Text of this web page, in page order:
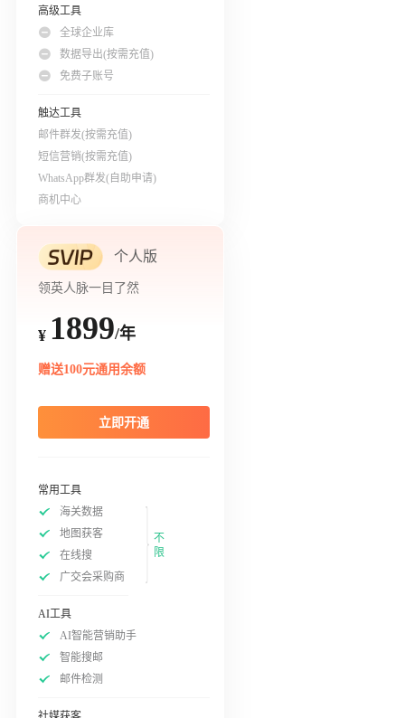
高级工具
全球企业库
数据导出(按需充值)
免费子账号
触达工具
邮件群发(按需充值)
短信营销(按需充值)
WhatsApp群发(自助申请)
商机中心
个人版
领英人脉一目了然
¥ 1899/年
赠送100元通用余额
立即开通
常用工具
海关数据
地图获客
在线搜
广交会采购商
不
限
AI工具
AI智能营销助手
智能搜邮
邮件检测